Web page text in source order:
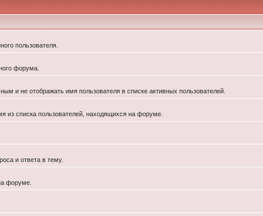
пользователя.
форума.
и не отображать имя пользователя в списке активных пользователей.
из списка пользователей, находящихся на форуме.
и ответа в тему.
форуме.